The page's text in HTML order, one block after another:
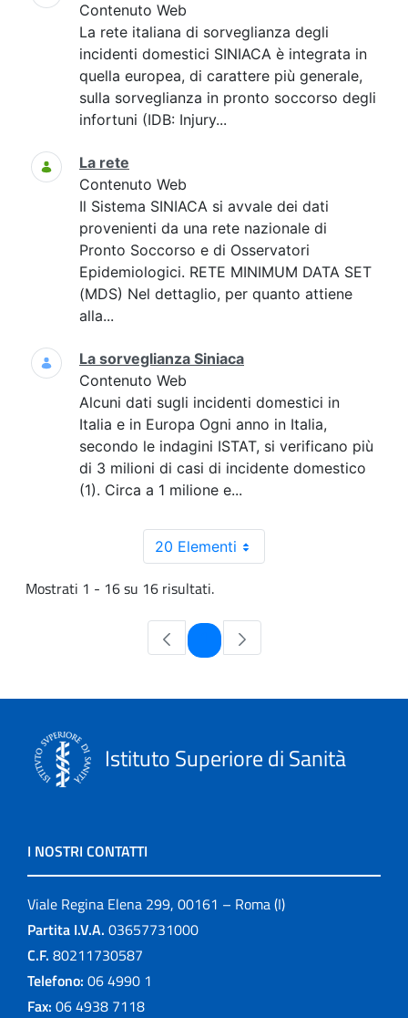
Contenuto Web
La rete italiana di sorveglianza degli
incidenti domestici SINIACA è integrata in
quella europea, di carattere più generale,
sulla sorveglianza in pronto soccorso degli
infortuni (IDB: Injury...
La rete
Contenuto Web
Il Sistema SINIACA si avvale dei dati
provenienti da una rete nazionale di
Pronto Soccorso e di Osservatori
Epidemiologici. RETE MINIMUM DATA SET
(MDS) Nel dettaglio, per quanto attiene
alla...
La sorveglianza Siniaca
Contenuto Web
Alcuni dati sugli incidenti domestici in
Italia e in Europa Ogni anno in Italia,
secondo le indagini ISTAT, si verificano più
di 3 milioni di casi di incidente domestico
(1). Circa a 1 milione e...
20 Elementi
Mostrati 1 - 16 su 16 risultati.
Pagina
Istituto Superiore di Sanità
I NOSTRI CONTATTI
Viale Regina Elena 299, 00161 – Roma (I)
Partita I.V.A. 03657731000
C.F. 80211730587
Telefono: 06 4990 1
Fax: 06 4938 7118